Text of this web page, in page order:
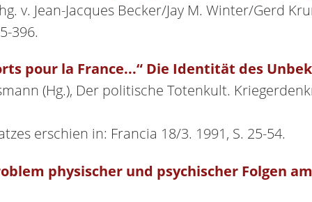
v. Jean-Jacques Becker/Jay M. Winter/Gerd
396.
pour la France...“ Die Identität des
(Hg.), Der politische Totenkult.
erschien in: Francia 18/3. 1991, S. 25-54.
physischer und psychischer Folgen